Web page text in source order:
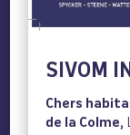
SIVOM
Chers
de la Colme,